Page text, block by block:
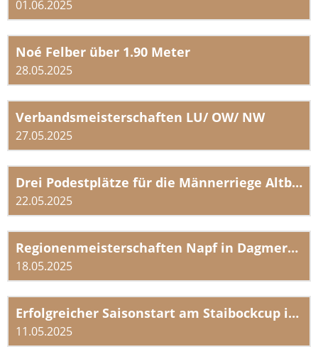
01.06.2025
Noé Felber über 1.90 Meter
28.05.2025
Verbandsmeisterschaften LU/ OW/ NW
27.05.2025
Drei Podestplätze für die Männerriege Altbüron am Männerturntag
22.05.2025
Regionenmeisterschaften Napf in Dagmersellen
18.05.2025
Erfolgreicher Saisonstart am Staibockcup in Maienfeld
11.05.2025